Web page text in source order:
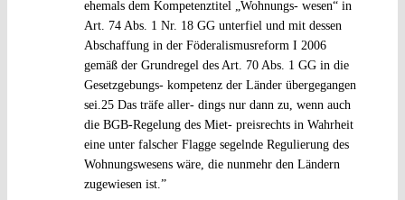
ehemals dem Kompetenztitel „Wohnungs- wesen“ in
Art. 74 Abs. 1 Nr. 18 GG unterfiel und mit dessen
Abschaffung in der Föderalismusreform I 2006
gemäß der Grundregel des Art. 70 Abs. 1 GG in die
Gesetzgebungs- kompetenz der Länder übergegangen
sei.25 Das träfe aller- dings nur dann zu, wenn auch
die BGB-Regelung des Miet- preisrechts in Wahrheit
eine unter falscher Flagge segelnde Regulierung des
Wohnungswesens wäre, die nunmehr den Ländern
zugewiesen ist.”